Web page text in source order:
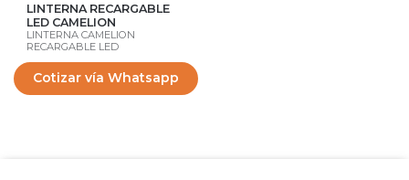
LINTERNA RECARGABLE
LED CAMELION
LINTERNA CAMELION
RECARGABLE LED
Cotizar vía Whatsapp